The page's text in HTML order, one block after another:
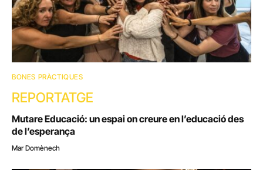
BONES PRÀCTIQUES
REPORTATGE
Mutare Educació: un espai on creure en l’educació des
de l’esperança
Mar Domènech